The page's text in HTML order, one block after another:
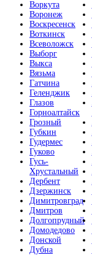
Воркута
Воронеж
Воскресенск
Воткинск
Всеволожск
Выборг
Выкса
Вязьма
Гатчина
Геленджик
Глазов
Горноалтайск
Грозный
Губкин
Гудермес
Гуково
Гусь-
Хрустальный
Дербент
Дзержинск
Димитровград
Дмитров
Долгопрудный
Домодедово
Донской
Дубна